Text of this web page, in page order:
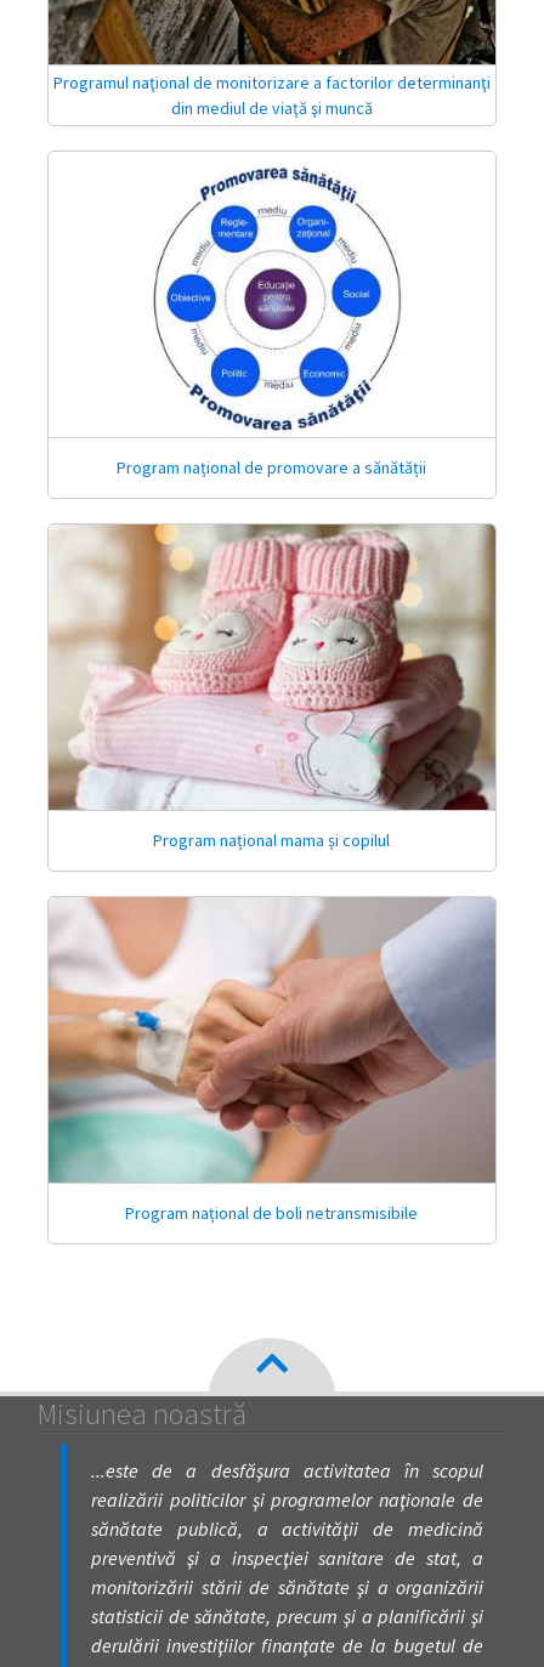
Programul naţional de monitorizare a factorilor determinanţi
din mediul de viaţă şi muncă
Program național de promovare a sănătății
Program național mama și copilul
Program național de boli netransmisibile
Misiunea noastră
...este de a desfăşura activitatea în scopul
realizării politicilor şi programelor naţionale de
sănătate publică, a activităţii de medicină
preventivă şi a inspecţiei sanitare de stat, a
monitorizării stării de sănătate şi a organizării
statisticii de sănătate, precum şi a planificării şi
derulării investiţiilor finanţate de la bugetul de